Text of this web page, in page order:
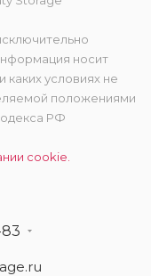
носит
каких условиях не
положениями
РФ
cookie.